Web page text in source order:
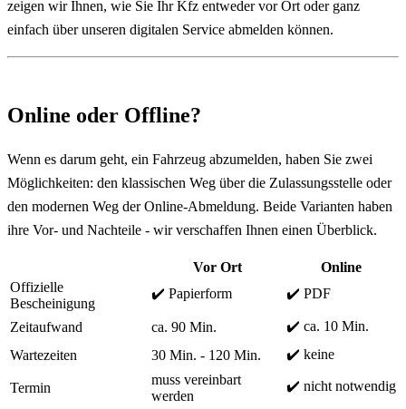
zeigen wir Ihnen, wie Sie Ihr Kfz entweder vor Ort oder ganz
einfach über unseren digitalen Service abmelden können.
Online oder Offline?
Wenn es darum geht, ein Fahrzeug abzumelden, haben Sie zwei
Möglichkeiten: den klassischen Weg über die Zulassungsstelle oder
den modernen Weg der Online-Abmeldung. Beide Varianten haben
ihre Vor- und Nachteile - wir verschaffen Ihnen einen Überblick.
Vor Ort
Online
Offizielle
Bescheinigung
✔️ Papierform ✔️ PDF
Zeitaufwand ca. 90 Min.
✔️ ca. 10 Min.
Wartezeiten
30 Min. - 120 Min. ✔️ keine
Termin
muss vereinbart
werden
✔️ nicht notwendig